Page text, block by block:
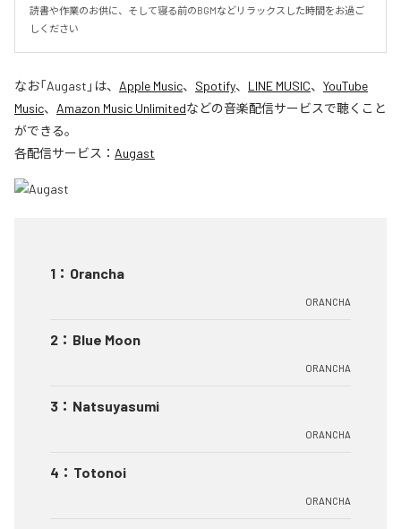
読書や作業のお供に、そして寝る前のBGMなどリラックスした時間をお過ご
しください
なお「Augast 」は、 Apple Music、 Spotify、 LINE MUSIC、 YouTube
Music、 Amazon Music Unlimitedなどの音楽配信サービスで聴くこと
ができる。
各配信サービス： Augast
1 ： Orancha
ORANCHA
2 ： Blue Moon
ORANCHA
3 ： Natsuyasumi
ORANCHA
4 ： Totonoi
ORANCHA